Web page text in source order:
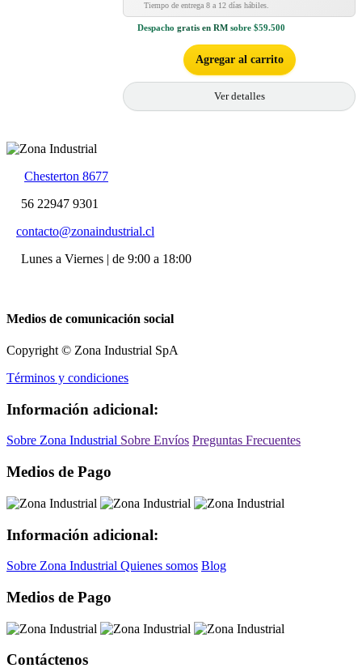
Tiempo de entrega 8 a 12 días hábiles.
Despacho gratis en RM sobre $59.500
Agregar al carrito
Ver detalles
Chesterton 8677
56 22947 9301
contacto@zonaindustrial.cl
Lunes a Viernes | de 9:00 a 18:00
Medios de comunicación social
Copyright © Zona Industrial SpA
Términos y condiciones
Información adicional:
Sobre Zona Industrial Sobre Envíos Preguntas Frecuentes
Medios de Pago
Información adicional:
Sobre Zona Industrial Quienes somos Blog
Medios de Pago
Contáctenos